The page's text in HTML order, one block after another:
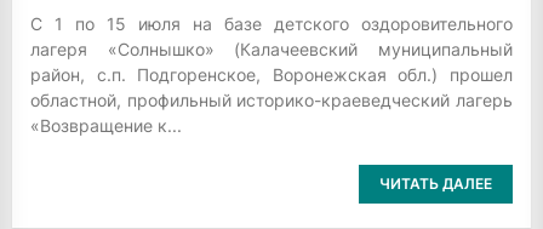
С 1 по 15 июля на базе детского оздоровительного
лагеря «Солнышко» (Калачеевский муниципальный
район, с.п. Подгоренское, Воронежская обл.) прошел
областной, профильный историко-краеведческий лагерь
«Возвращение к...
ЧИТАТЬ ДАЛЕЕ